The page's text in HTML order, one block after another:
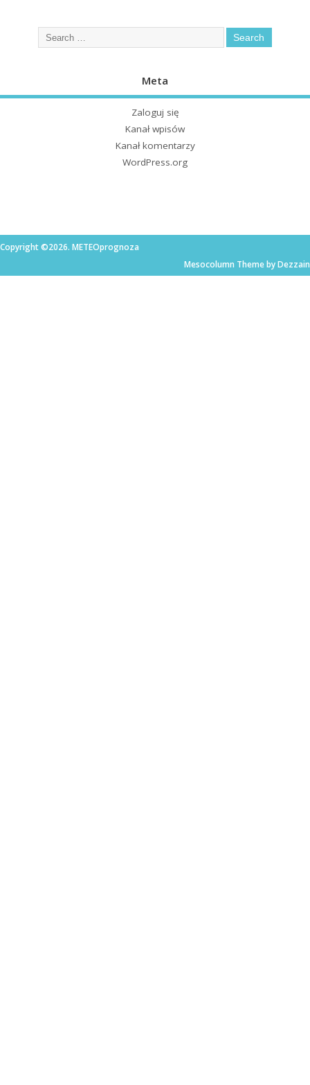
Meta
Zaloguj się
Kanał wpisów
Kanał komentarzy
WordPress.org
Copyright ©2026. METEOprognoza
Mesocolumn Theme by Dezzain